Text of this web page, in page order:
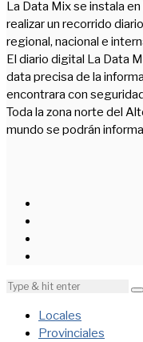
La Data Mix se instala
realizar un recorrido
regional, nacional e
El diario digital La Data
data precisa de la
encontrara con
Toda la zona norte del
mundo se podrán
Locales
Provinciales